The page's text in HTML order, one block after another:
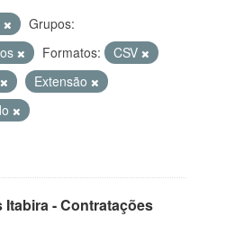
Grupos:
Formatos:
CSV
Extensão
- Contratações